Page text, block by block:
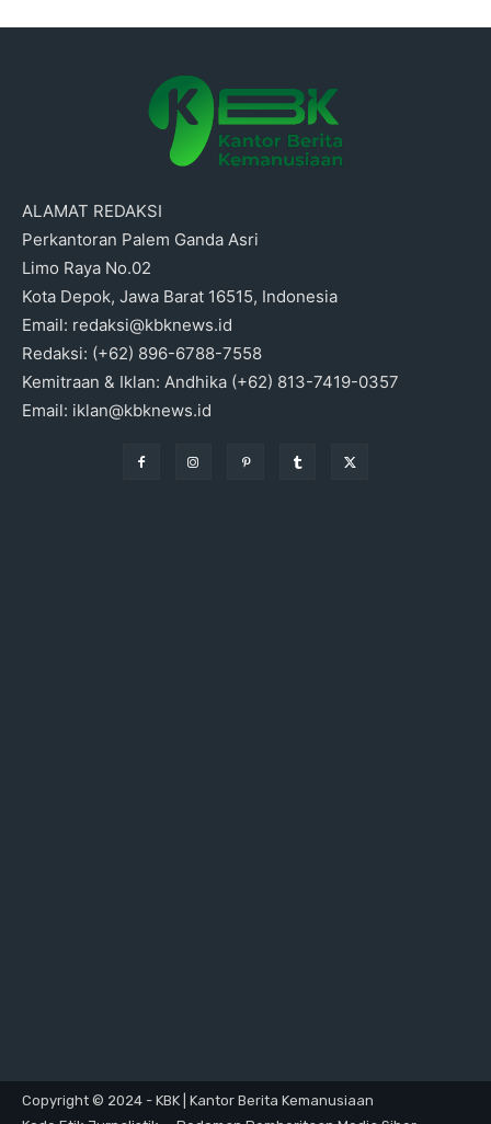
ALAMAT REDAKSI
Perkantoran Palem Ganda Asri
Limo Raya No.02
Kota Depok, Jawa Barat 16515, Indonesia
Email: redaksi@kbknews.id
Redaksi: (+62) 896-6788-7558
Kemitraan & Iklan: Andhika (+62) 813-7419-0357
Email: iklan@kbknews.id
Copyright © 2024 - KBK | Kantor Berita Kemanusiaan